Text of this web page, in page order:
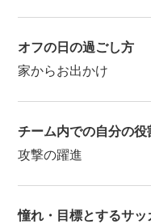
オフの日の過ごし方
家からお出かけ
チーム内での自分の役
攻撃の躍進
憧れ・目標とするサッ